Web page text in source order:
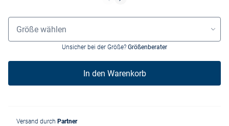
Größenauswahl
Größe wählen
Unsicher bei der Größe? Größenberater
In den Warenkorb
Versand durch Partner